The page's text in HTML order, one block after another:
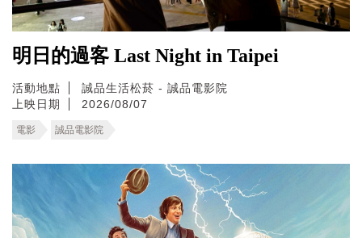
明日的過客 Last Night in Taipei
活動地點
誠品生活松菸 - 誠品電影院
上映日期
2026/08/07
電影 誠品電影院